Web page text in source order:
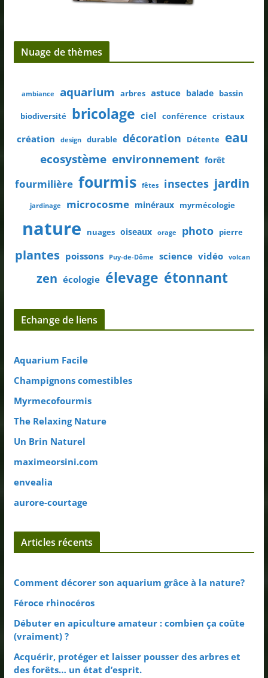
Nuage de thèmes
ambiance aquarium arbres astuce balade bassin
biodiversité bricolage ciel conférence cristaux
création design durable décoration Détente eau
ecosystème environnement forêt
fourmilière fourmis fêtes insectes jardin
jardinage microcosme minéraux myrmécologie
nature nuages oiseaux orage photo pierre
plantes poissons Puy-de-Dôme science vidéo volcan
zen écologie élevage étonnant
Echange de liens
Aquarium Facile
Champignons comestibles
Myrmecofourmis
The Relaxing Nature
Un Brin Naturel
maximeorsini.com
envealia
aurore-courtage
Articles récents
Comment décorer son aquarium grâce à la nature?
Féroce rhinocéros
Débuter en apiculture amateur : combien ça coûte
(vraiment) ?
Acquérir, protéger et laisser pousser des arbres et
des forêts… un état d’esprit.